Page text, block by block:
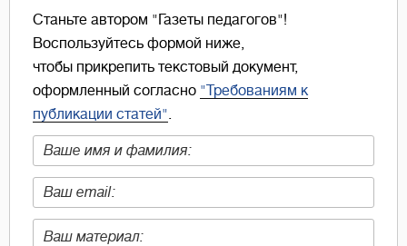
Станьте автором "Газеты педагогов"!
Воспользуйтесь формой ниже,
чтобы прикрепить текстовый документ,
оформленный согласно "Требованиям к
публикации статей".